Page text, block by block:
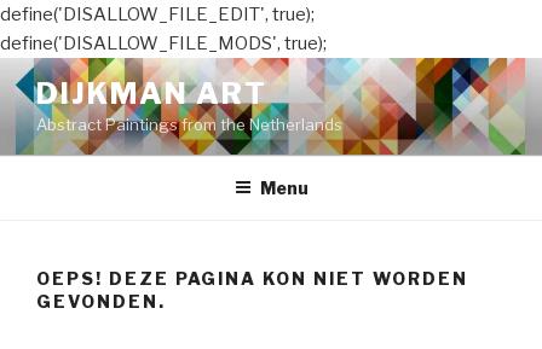
define('DISALLOW_FILE_EDIT', true);
define('DISALLOW_FILE_MODS', true);
Naar
de
inhoud
springen
DIJKMAN ART
Abstract Paintings from the Netherlands
Menu
OEPS! DEZE PAGINA KON NIET WORDEN
GEVONDEN.